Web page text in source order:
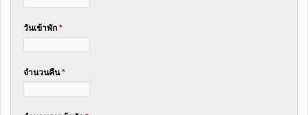
วันเข้าพัก *
จำนวนคืน*